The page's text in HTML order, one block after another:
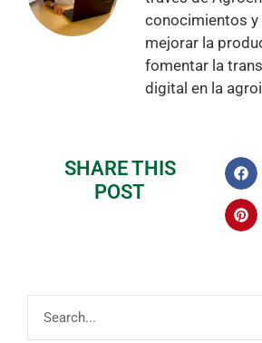
conocimientos
mejorar la
fomentar la
digital en la
SHARE THIS
POST